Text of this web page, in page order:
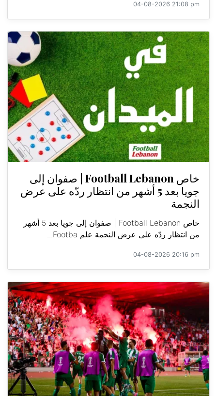
04-08-2026 21:08 pm
خاص Football Lebanon | صفوان إلى
جويا بعد 5 أشهر من انتظار ردّه على عرض
النجمة
خاص Football Lebanon | صفوان إلى جويا بعد 5 أشهر
من انتظار ردّه على عرض النجمة علم Footba...
04-08-2026 20:16 pm